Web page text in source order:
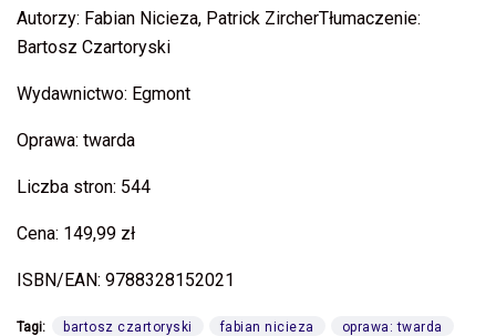
Autorzy: Fabian Nicieza, Patrick ZircherTłumaczenie:
Bartosz Czartoryski
Wydawnictwo: Egmont
Oprawa: twarda
Liczba stron: 544
Cena: 149,99 zł
ISBN/EAN: 9788328152021
Tagi: bartosz czartoryski fabian nicieza
oprawa: twarda